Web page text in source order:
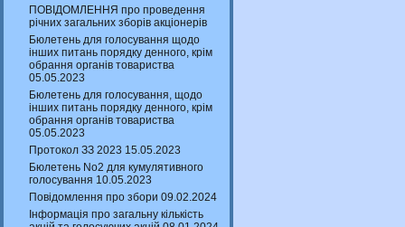
ПОВІДОМЛЕННЯ про проведення
річних загальних зборів акціонерів
Бюлетень для голосування щодо
інших питань порядку денного, крім
обрання органів товариства
05.05.2023
Бюлетень для голосування, щодо
інших питань порядку денного, крім
обрання органів товариства
05.05.2023
Протокол ЗЗ 2023 15.05.2023
Бюлетень No2 для кумулятивного
голосування 10.05.2023
Повідомлення про збори 09.02.2024
Інформація про загальну кількість